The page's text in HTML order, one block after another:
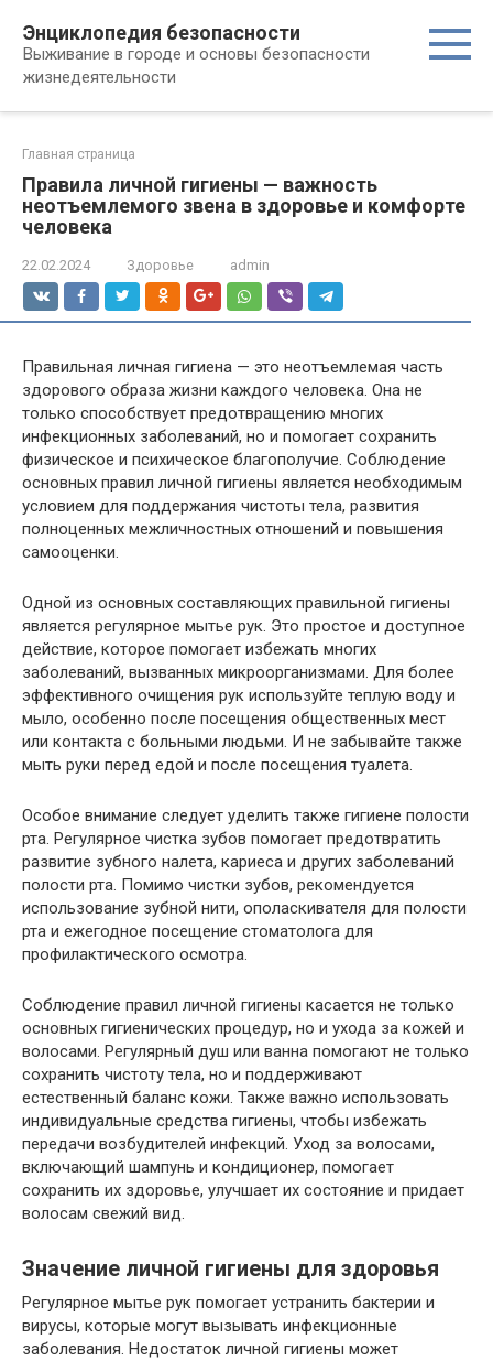
контенту
Энциклопедия безопасности
Выживание в городе и основы безопасности
жизнедеятельности
Главная страница
Правила личной гигиены — важность
неотъемлемого звена в здоровье и комфорте
человека
22.02.2024 Здоровье admin
Правильная личная гигиена — это неотъемлемая часть
здорового образа жизни каждого человека. Она не
только способствует предотвращению многих
инфекционных заболеваний, но и помогает сохранить
физическое и психическое благополучие. Соблюдение
основных правил личной гигиены является необходимым
условием для поддержания чистоты тела, развития
полноценных межличностных отношений и повышения
самооценки.
Одной из основных составляющих правильной гигиены
является регулярное мытье рук. Это простое и доступное
действие, которое помогает избежать многих
заболеваний, вызванных микроорганизмами. Для более
эффективного очищения рук используйте теплую воду и
мыло, особенно после посещения общественных мест
или контакта с больными людьми. И не забывайте также
мыть руки перед едой и после посещения туалета.
Особое внимание следует уделить также гигиене полости
рта. Регулярное чистка зубов помогает предотвратить
развитие зубного налета, кариеса и других заболеваний
полости рта. Помимо чистки зубов, рекомендуется
использование зубной нити, ополаскивателя для полости
рта и ежегодное посещение стоматолога для
профилактического осмотра.
Соблюдение правил личной гигиены касается не только
основных гигиенических процедур, но и ухода за кожей и
волосами. Регулярный душ или ванна помогают не только
сохранить чистоту тела, но и поддерживают
естественный баланс кожи. Также важно использовать
индивидуальные средства гигиены, чтобы избежать
передачи возбудителей инфекций. Уход за волосами,
включающий шампунь и кондиционер, помогает
сохранить их здоровье, улучшает их состояние и придает
волосам свежий вид.
Значение личной гигиены для здоровья
Регулярное мытье рук помогает устранить бактерии и
вирусы, которые могут вызывать инфекционные
заболевания. Недостаток личной гигиены может